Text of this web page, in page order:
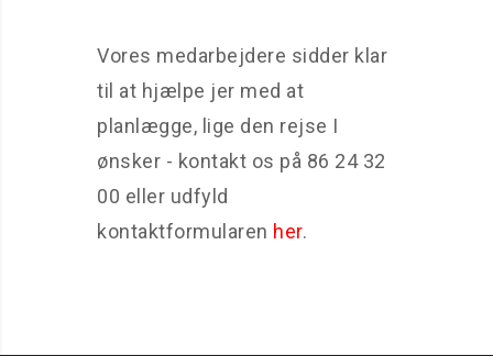
Vores medarbejdere sidder klar
til at hjælpe jer med at
planlægge, lige den rejse I
ønsker - kontakt os på 86 24 32
00 eller udfyld
kontaktformularen her.